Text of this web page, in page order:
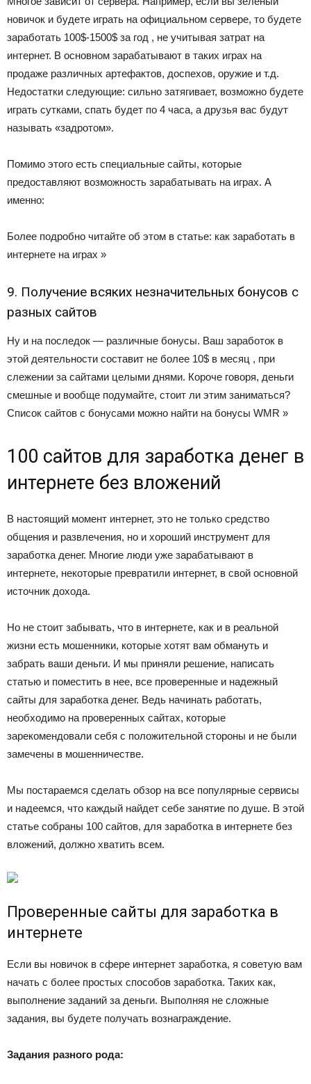
новичок и будете играть на официальном сервере, то будете
заработать 100$-1500$ за год , не учитывая затрат на
интернет. В основном зарабатывают в таких играх на
продаже различных артефактов, доспехов, оружие и т.д.
Недостатки следующие: сильно затягивает, возможно будете
играть сутками, спать будет по 4 часа, а друзья вас будут
называть «задротом».
Помимо этого есть специальные сайты, которые
предоставляют возможность зарабатывать на играх. А
именно:
Более подробно читайте об этом в статье: как заработать в
интернете на играх »
9. Получение всяких незначительных бонусов с
разных сайтов
Ну и на последок — различные бонусы. Ваш заработок в
этой деятельности составит не более 10$ в месяц , при
слежении за сайтами целыми днями. Короче говоря, деньги
смешные и вообще подумайте, стоит ли этим заниматься?
Список сайтов с бонусами можно найти на бонусы WMR »
100 сайтов для заработка денег в
интернете без вложений
В настоящий момент интернет, это не только средство
общения и развлечения, но и хороший инструмент для
заработка денег. Многие люди уже зарабатывают в
интернете, некоторые превратили интернет, в свой основной
источник дохода.
Но не стоит забывать, что в интернете, как и в реальной
жизни есть мошенники, которые хотят вам обмануть и
забрать ваши деньги. И мы приняли решение, написать
статью и поместить в нее, все проверенные и надежный
сайты для заработка денег. Ведь начинать работать,
необходимо на проверенных сайтах, которые
зарекомендовали себя с положительной стороны и не были
замечены в мошенничестве.
Мы постараемся сделать обзор на все популярные сервисы
и надеемся, что каждый найдет себе занятие по душе. В этой
статье собраны 100 сайтов, для заработка в интернете без
вложений, должно хватить всем.
Проверенные сайты для заработка в
интернете
Если вы новичок в сфере интернет заработка, я советую вам
начать с более простых способов заработка. Таких как,
выполнение заданий за деньги. Выполняя не сложные
задания, вы будете получать вознаграждение.
Задания разного рода: